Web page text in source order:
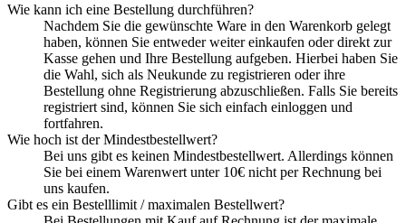
Wie kann ich eine Bestellung durchführen?
Nachdem Sie die gewünschte Ware in den Warenkorb gelegt
haben, können Sie entweder weiter einkaufen oder direkt zur
Kasse gehen und Ihre Bestellung aufgeben. Hierbei haben Sie
die Wahl, sich als Neukunde zu registrieren oder ihre
Bestellung ohne Registrierung abzuschließen. Falls Sie bereits
registriert sind, können Sie sich einfach einloggen und
fortfahren.
Wie hoch ist der Mindestbestellwert?
Bei uns gibt es keinen Mindestbestellwert. Allerdings können
Sie bei einem Warenwert unter 10€ nicht per Rechnung bei
uns kaufen.
Gibt es ein Bestelllimit / maximalen Bestellwert?